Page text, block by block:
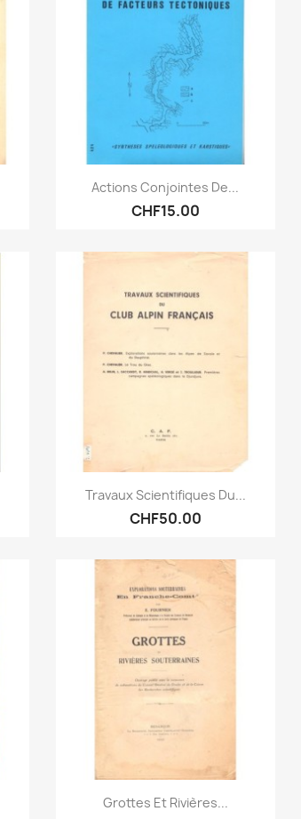
Quick view
Actions Conjointes De...
CHF15.00
Quick view
Travaux Scientifiques Du...
CHF50.00
Quick view
Grottes Et Rivières...